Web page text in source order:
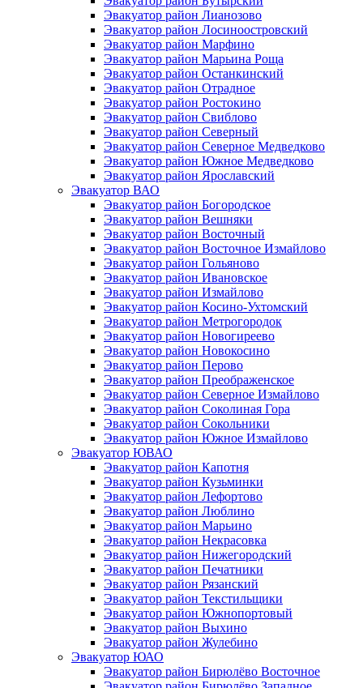
Эвакуатор район Лианозово
Эвакуатор район Лосиноостровский
Эвакуатор район Марфино
Эвакуатор район Марьина Роща
Эвакуатор район Останкинский
Эвакуатор район Отрадное
Эвакуатор район Ростокино
Эвакуатор район Свиблово
Эвакуатор район Северный
Эвакуатор район Северное Медведково
Эвакуатор район Южное Медведково
Эвакуатор район Ярославский
Эвакуатор ВАО
Эвакуатор район Богородское
Эвакуатор район Вешняки
Эвакуатор район Восточный
Эвакуатор район Восточное Измайлово
Эвакуатор район Гольяново
Эвакуатор район Ивановское
Эвакуатор район Измайлово
Эвакуатор район Косино-Ухтомский
Эвакуатор район Метрогородок
Эвакуатор район Новогиреево
Эвакуатор район Новокосино
Эвакуатор район Перово
Эвакуатор район Преображенское
Эвакуатор район Северное Измайлово
Эвакуатор район Соколиная Гора
Эвакуатор район Сокольники
Эвакуатор район Южное Измайлово
Эвакуатор ЮВАО
Эвакуатор район Капотня
Эвакуатор район Кузьминки
Эвакуатор район Лефортово
Эвакуатор район Люблино
Эвакуатор район Марьино
Эвакуатор район Некрасовка
Эвакуатор район Нижегородский
Эвакуатор район Печатники
Эвакуатор район Рязанский
Эвакуатор район Текстильщики
Эвакуатор район Южнопортовый
Эвакуатор район Выхино
Эвакуатор район Жулебино
Эвакуатор ЮАО
Эвакуатор район Бирюлёво Восточное